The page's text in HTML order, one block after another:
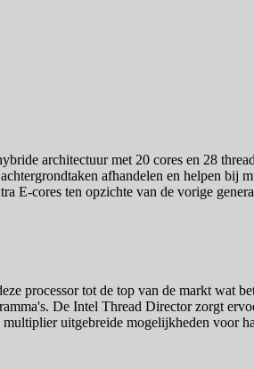
architectuur met 20 cores en 28
afhandelen en helpen bij
E-cores ten opzichte van de vorige
processor tot de top van de markt wat
De Intel Thread Director zorgt
uitgebreide mogelijkheden voor